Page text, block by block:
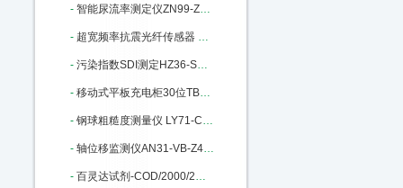
- 智能尿流率测定仪ZN99-ZNC961A：M272181
- 超宽频率抗震光纤传感器 MKM-2200 M314923
- 污染指数SDI测定HZ36-SDI-2000库号M325162
- 移动式平板充电柜30位TB93-HJ-CM06 M343695
- 钢球粗糙度测量仪 LY71-CU9505B M385937
- 轴位移监测仪AN31-VB-Z410库号：M389977
- 百灵达试剂-COD/2000/2M M402847